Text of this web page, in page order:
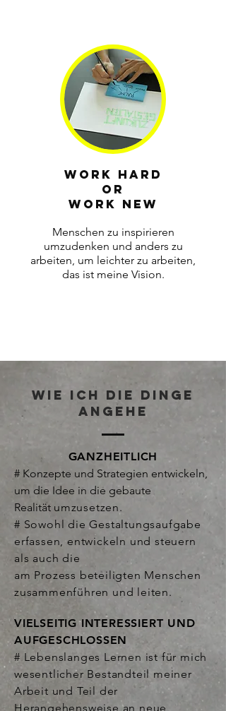
Work hard
or
work new
Menschen zu inspirieren
umzudenken und anders zu
arbeiten, um leichter zu arbeiten,
das ist meine Vision.
WIE ICH DIE DINGE
ANGEHE
GANZHEITLICH
# Konzepte und Strategien entwickeln,
um die Idee in die gebaute
Realität umzusetzen.
# Sowohl die Gestaltungsaufgabe
erfassen, entwickeln und steuern
als auch die
am Prozess beteiligten Menschen
zusammenführen und leiten.
VIELSEITIG INTERESSIERT UND
AUFGESCHLOSSEN
# Lebenslanges Lernen ist für mich
wesentlicher Bestandteil meiner
Arbeit und Teil der
Herangehensweise an neue